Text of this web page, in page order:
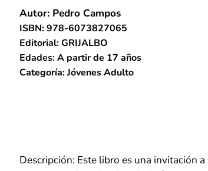
Autor: Pedro Campos
ISBN: 978-6073827065
Editorial: GRIJALBO
Edades: A partir de 17 años
Categoría: Jóvenes Adulto
Descripción: Este libro es una invitación